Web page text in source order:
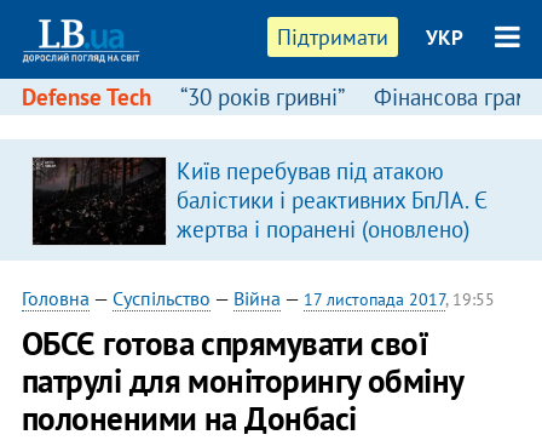
Підтримати УКР
Defense Tech “30 років гривні” Фінансова
Київ перебував під атакою
балістики і реактивних БпЛА. Є
жертва і поранені (оновлено)
Головна — Суспільство — Війна — 17 листопада 2017, 19:55
ОБСЄ готова спрямувати свої
патрулі для моніторингу обміну
полоненими на Донбасі